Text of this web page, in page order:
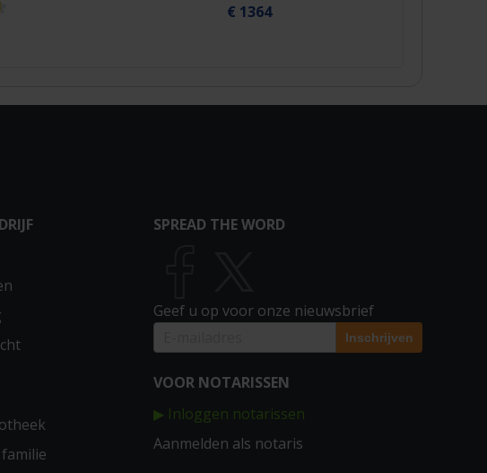
€ 1364
SPREAD THE WORD
Geef u op voor onze nieuwsbrief
VOOR NOTARISSEN
▶ Inloggen notarissen
Aanmelden als notaris